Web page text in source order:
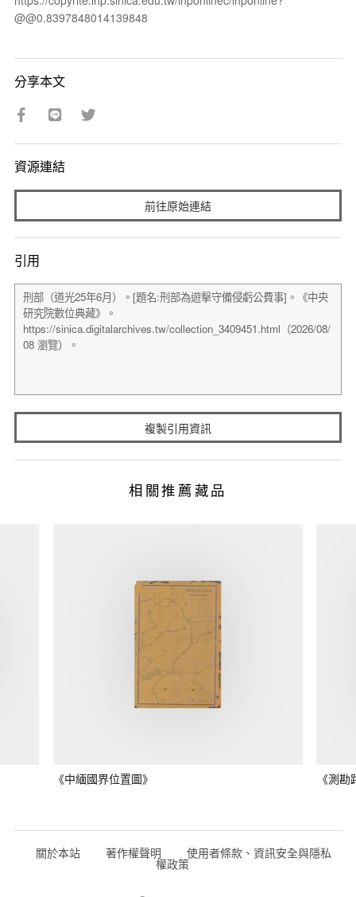
@@0.8397848014139848
分享本文
資源連結
前往原始連結
引用
複製引用資訊
相關推薦藏品
《中緬國界位置圖》 《測
關於本站 著作權聲明 使用者條款、資訊安全與隱私
權政策